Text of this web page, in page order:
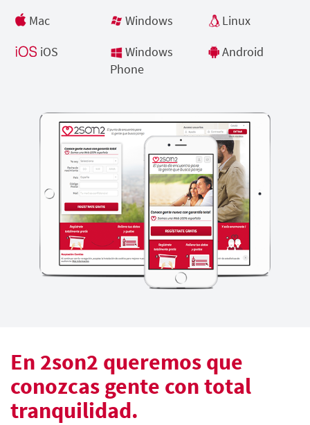
Mac Windows
Linux
iOS
Windows
Phone
Android
En 2son2 queremos que
conozcas gente con total
tranquilidad.